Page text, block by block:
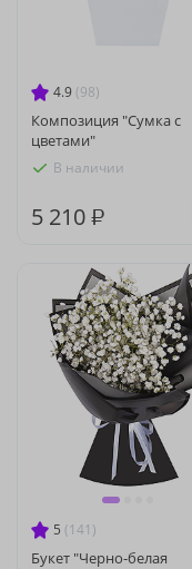
4.9 (98)
Композиция "Сумка с
цветами"
В наличии
5 210 ₽
5 (141)
Букет "Черно-белая